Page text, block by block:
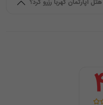
آپارتمان کهربا رزرو کرد؟